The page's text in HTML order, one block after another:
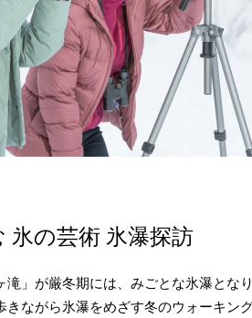
氷の芸術 氷瀑探訪
滝」が厳冬期には、みごとな氷瀑とな
きながら氷瀑をめざす冬のウォーキン